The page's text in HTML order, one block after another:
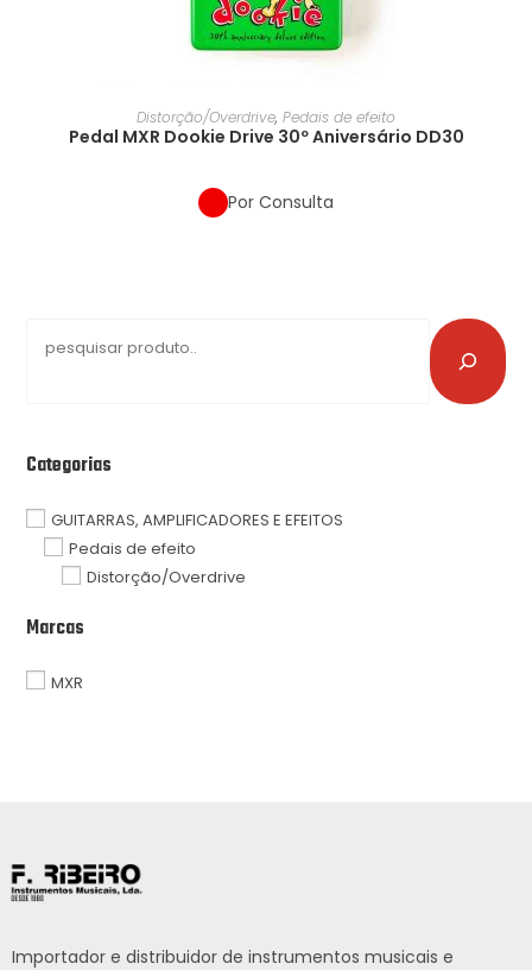
Distorção/Overdrive, Pedais de efeito
Pedal MXR Dookie Drive 30º Aniversário DD30
Por Consulta
Categorias
GUITARRAS, AMPLIFICADORES E EFEITOS
Pedais de efeito
Distorção/Overdrive
Marcas
MXR
Importador e distribuidor de instrumentos musicais e